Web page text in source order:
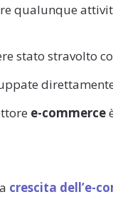
qualunque
stato stravolto
e-commerce
crescita dell’e-